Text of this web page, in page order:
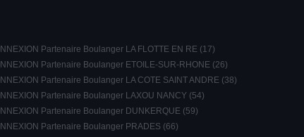
Partenaire Boulanger LA FLOTTE EN RE (17)
Partenaire Boulanger ETOILE-SUR-RHONE (26)
Partenaire Boulanger LA COTE SAINT ANDRE (38)
Partenaire Boulanger LAXOU NANCY (54)
Partenaire Boulanger DUNKERQUE (59)
Partenaire Boulanger PRADES (66)